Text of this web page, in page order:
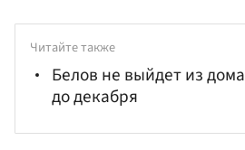
Читайте также
Белов не выйдет из дома
до декабря